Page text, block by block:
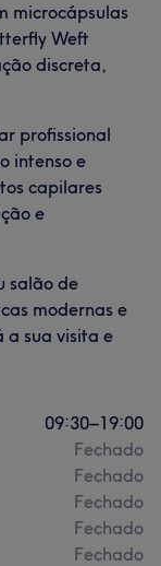
microcápsulas
Weft
discreta,
profissional
intenso e
capilares
e
salão de
modernas e
a sua visita e
09:30–19:00
Fechado
Fechado
Fechado
Fechado
Fechado